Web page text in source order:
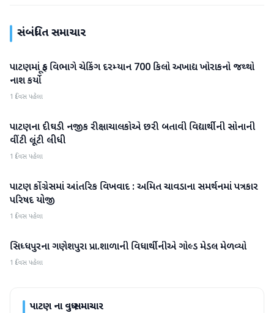
સંબંધિત સમાચાર
પાટણ
પાટણમાં ફૂડ વિભાગે ચેકિંગ દરમ્યાન 700 કિલો અખાદ્ય ખોરાકનો જથ્થો
નાશ કર્યો
1 દિવસ પહેલા
પાટણ
પાટણના દીઘડી નજીક રીક્ષાચાલકોએ છરી બતાવી વિદ્યાર્થીની સોનાની
વીંટી લૂંટી લીધી
1 દિવસ પહેલા
પાટણ
પાટણ કોંગ્રેસમાં આંતરિક વિખવાદ : અમિત ચાવડાના સમર્થનમાં પત્રકાર
પરિષદ યોજી
1 દિવસ પહેલા
પાટણ
સિધ્ધપુરના ગણેશપુરા પ્રા.શાળાની વિધાર્થીનીએ ગોલ્ડ મેડલ મેળવ્યો
1 દિવસ પહેલા
પાટણના વધુ સમાચાર